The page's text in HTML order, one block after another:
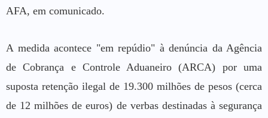
AFA, em comunicado.
A medida acontece "em repúdio" à denúncia da Agência
de Cobrança e Controle Aduaneiro (ARCA) por uma
suposta retenção ilegal de 19.300 milhões de pesos (cerca
de 12 milhões de euros) de verbas destinadas à segurança